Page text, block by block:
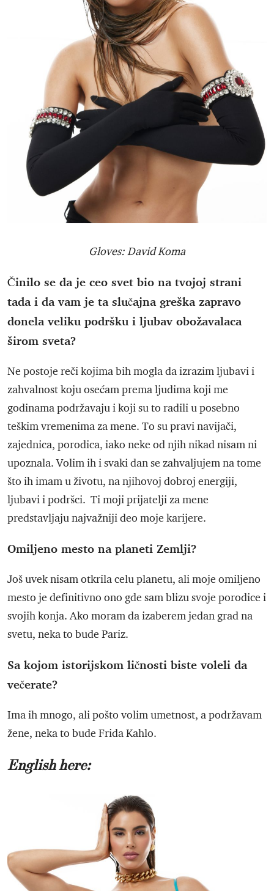
Gloves: David Koma
Činilo se da je ceo svet bio na tvojoj strani
tada i da vam je ta slučajna greška zapravo
donela veliku podršku i ljubav obožavalaca
širom sveta?
Ne postoje reči kojima bih mogla da izrazim ljubavi i
zahvalnost koju osećam prema ljudima koji me
godinama podržavaju i koji su to radili u posebno
teškim vremenima za mene. To su pravi navijači,
zajednica, porodica, iako neke od njih nikad nisam ni
upoznala. Volim ih i svaki dan se zahvaljujem na tome
što ih imam u životu, na njihovoj dobroj energiji,
ljubavi i podršci. Ti moji prijatelji za mene
predstavljaju najvažniji deo moje karijere.
Omiljeno mesto na planeti Zemlji?
Još uvek nisam otkrila celu planetu, ali moje omiljeno
mesto je definitivno ono gde sam blizu svoje porodice i
svojih konja. Ako moram da izaberem jedan grad na
svetu, neka to bude Pariz.
Sa kojom istorijskom ličnosti biste voleli da
večerate?
Ima ih mnogo, ali pošto volim umetnost, a podržavam
žene, neka to bude Frida Kahlo.
English here: